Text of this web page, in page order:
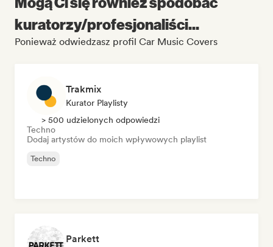
kuratorzy/profesjonaliści...
Ponieważ odwiedzasz profil Car Music Covers
Trakmix
Kurator Playlisty
> 500 udzielonych odpowiedzi
Techno
Dodaj artystów do moich wpływowych playlist
Techno
Parkett